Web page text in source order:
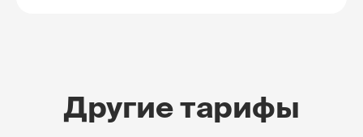
Другие тарифы